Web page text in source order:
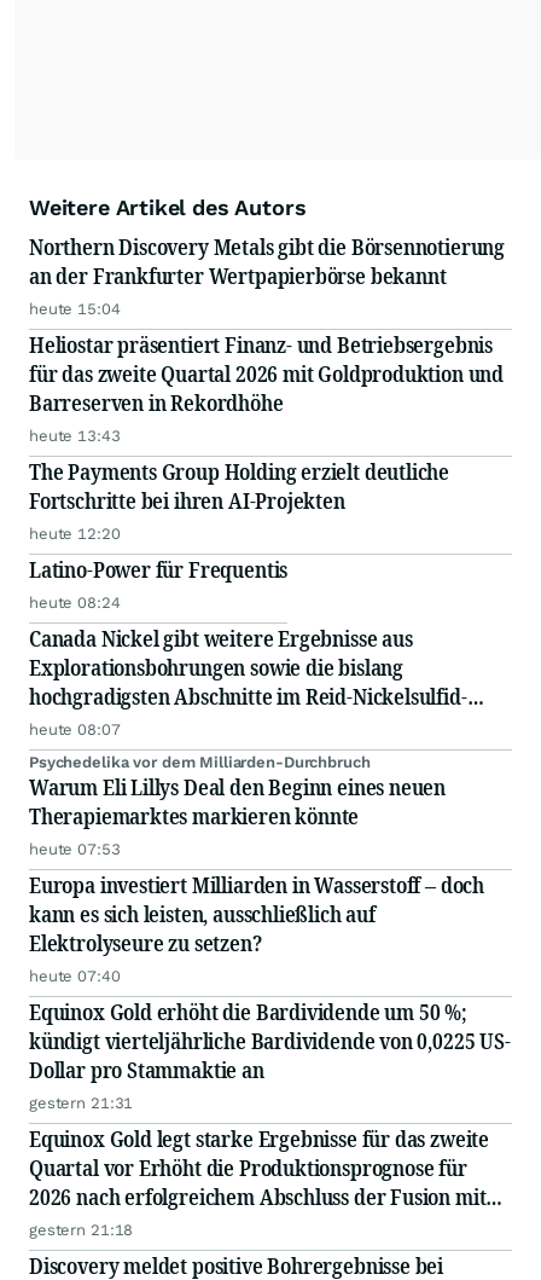
Weitere Artikel des Autors
Northern Discovery Metals gibt die Börsennotierung
an der Frankfurter Wertpapierbörse bekannt
heute 15:04
Heliostar präsentiert Finanz- und Betriebsergebnis
für das zweite Quartal 2026 mit Goldproduktion und
Barreserven in Rekordhöhe
heute 13:43
The Payments Group Holding erzielt deutliche
Fortschritte bei ihren AI-Projekten
heute 12:20
Latino-Power für Frequentis
heute 08:24
Canada Nickel gibt weitere Ergebnisse aus
Explorationsbohrungen sowie die bislang
hochgradigsten Abschnitte im Reid-Nickelsulfid-
Projekt bekannt
heute 08:07
Psychedelika vor dem Milliarden-Durchbruch
Warum Eli Lillys Deal den Beginn eines neuen
Therapiemarktes markieren könnte
heute 07:53
Europa investiert Milliarden in Wasserstoff – doch
kann es sich leisten, ausschließlich auf
Elektrolyseure zu setzen?
heute 07:40
Equinox Gold erhöht die Bardividende um 50 %;
kündigt vierteljährliche Bardividende von 0,0225 US-
Dollar pro Stammaktie an
gestern 21:31
Equinox Gold legt starke Ergebnisse für das zweite
Quartal vor Erhöht die Produktionsprognose für
2026 nach erfolgreichem Abschluss der Fusion mit
Orla Mining Quartalsdividende um 50 % erhöht
gestern 21:18
Discovery meldet positive Bohrergebnisse bei